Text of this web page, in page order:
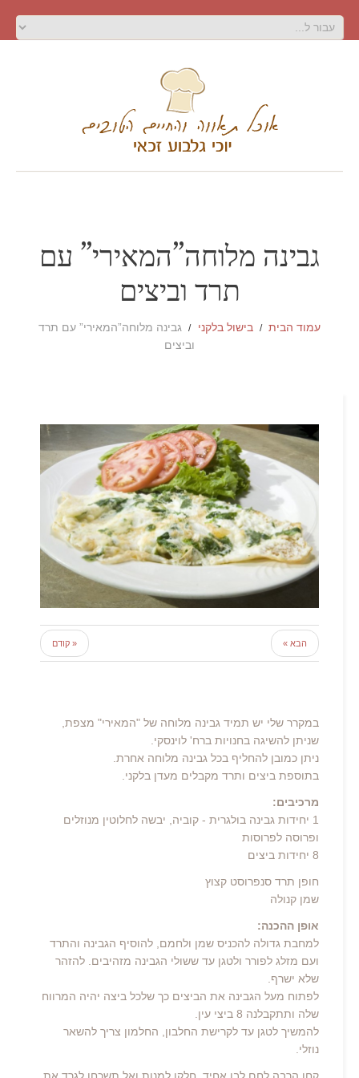
גבינה מלוחה”המאירי” עם
תרד וביצים
עמוד הבית בישול בלקני
גבינה מלוחה”המאירי” עם תרד
וביצים
« קודם הבא »
במקרר שלי יש תמיד גבינה מלוחה של "המאירי" מצפת,
שניתן להשיגה בחנויות ברח' לוינסקי.
ניתן כמובן להחליף בכל גבינה מלוחה אחרת.
בתוספת ביצים ותרד מקבלים מעדן בלקני.
מרכיבים:
1 יחידות גבינה בולגרית - קוביה, יבשה לחלוטין מנוזלים
ופרוסה לפרוסות
8 יחידות ביצים
חופן תרד סנפרוסט קצוץ
שמן קנולה
אופן ההכנה:
למחבת גדולה להכניס שמן ולחמם, להוסיף הגבינה והתרד
ועם מזלג לפורר ולטגן עד ששולי הגבינה מזהיבים. להזהר
שלא ישרף.
לפתוח מעל הגבינה את הביצים כך שלכל ביצה יהיה המרווח
שלה ותתקבלנה 8 ביצי עין.
להמשיך לטגן עד לקרישת החלבון, החלמון צריך להשאר
נוזלי.